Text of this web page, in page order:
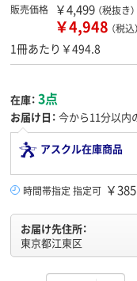
販売価格 ￥4,499 （税抜き）
￥4,948 （税込）
1冊あたり￥494.8
在庫： 3点
お届け日： 今から11分以内
アスクル在庫商品
時間帯指定 指定可 ￥385
お届け先住所：
東京都江東区